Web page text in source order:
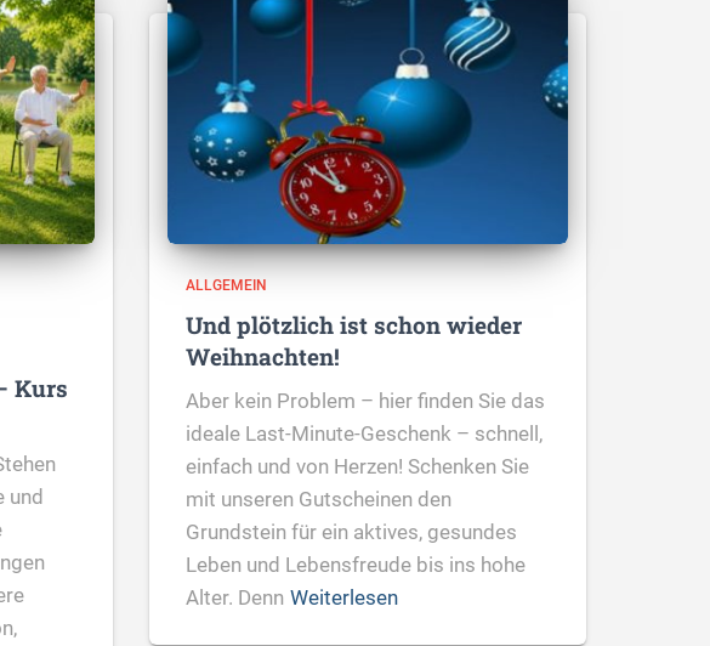
Kurs
und
ALLGEMEIN
Und plötzlich ist schon wieder
Weihnachten!
Aber kein Problem – hier finden Sie das
ideale Last-Minute-Geschenk – schnell,
einfach und von Herzen! Schenken Sie
mit unseren Gutscheinen den
Grundstein für ein aktives, gesundes
Leben und Lebensfreude bis ins hohe
Alter. Denn Weiterlesen